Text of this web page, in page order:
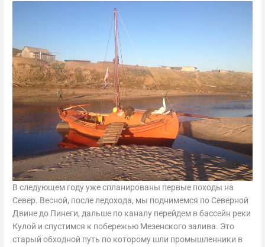
В следующем году уже спланированы первые походы на
Север. Весной, после ледохода, мы поднимемся по Северной
Двине до Пинеги, дальше по каналу перейдем в бассейн реки
Кулой и спустимся к побережью Мезенского залива. Это
старый обходной путь по которому шли промышленники в